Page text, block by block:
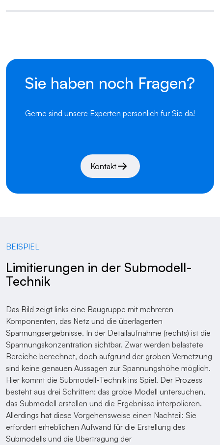
Sie haben noch Fragen?
Gerne sind unsere Experten persönlich für Sie da!
Kontakt
BEISPIEL
Limitierungen in der Submodell-
Technik
Das Bild zeigt links eine Baugruppe mit mehreren
Komponenten, das Netz und die überlagerten
Spannungsergebnisse. In der Detailaufnahme (rechts) ist die
Spannungskonzentration sichtbar. Zwar werden belastete
Bereiche berechnet, doch aufgrund der groben Vernetzung
sind keine genauen Aussagen zur Spannungshöhe möglich.
Hier kommt die Submodell-Technik ins Spiel. Der Prozess
besteht aus drei Schritten: das grobe Modell untersuchen,
das Submodell erstellen und die Ergebnisse interpolieren.
Allerdings hat diese Vorgehensweise einen Nachteil: Sie
erfordert erheblichen Aufwand für die Erstellung des
Submodells und die Übertragung der